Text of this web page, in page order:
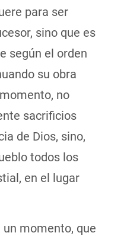
para ser
sino que es
según el orden
su obra
no
sacrificios
de Dios, sino,
todos los
en el lugar
momento, que